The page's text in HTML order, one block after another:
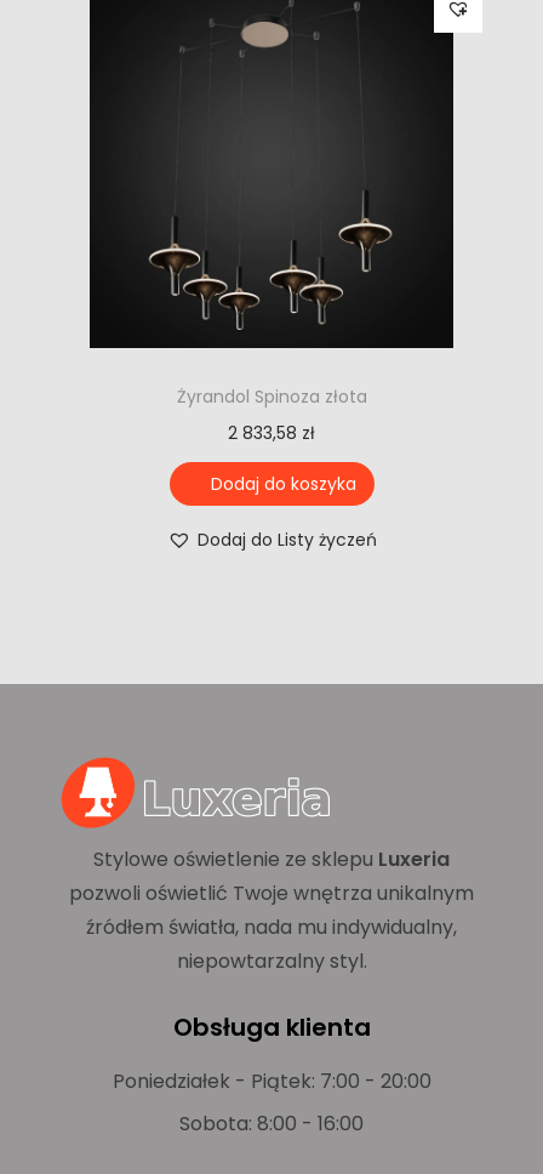
Żyrandol Spinoza złota
2 833,58 zł
Dodaj do koszyka
Dodaj do Listy życzeń
Stylowe oświetlenie ze sklepu Luxeria
pozwoli oświetlić Twoje wnętrza unikalnym
źródłem światła, nada mu indywidualny,
niepowtarzalny styl.
Obsługa klienta
Poniedziałek - Piątek: 7:00 - 20:00
Sobota: 8:00 - 16:00